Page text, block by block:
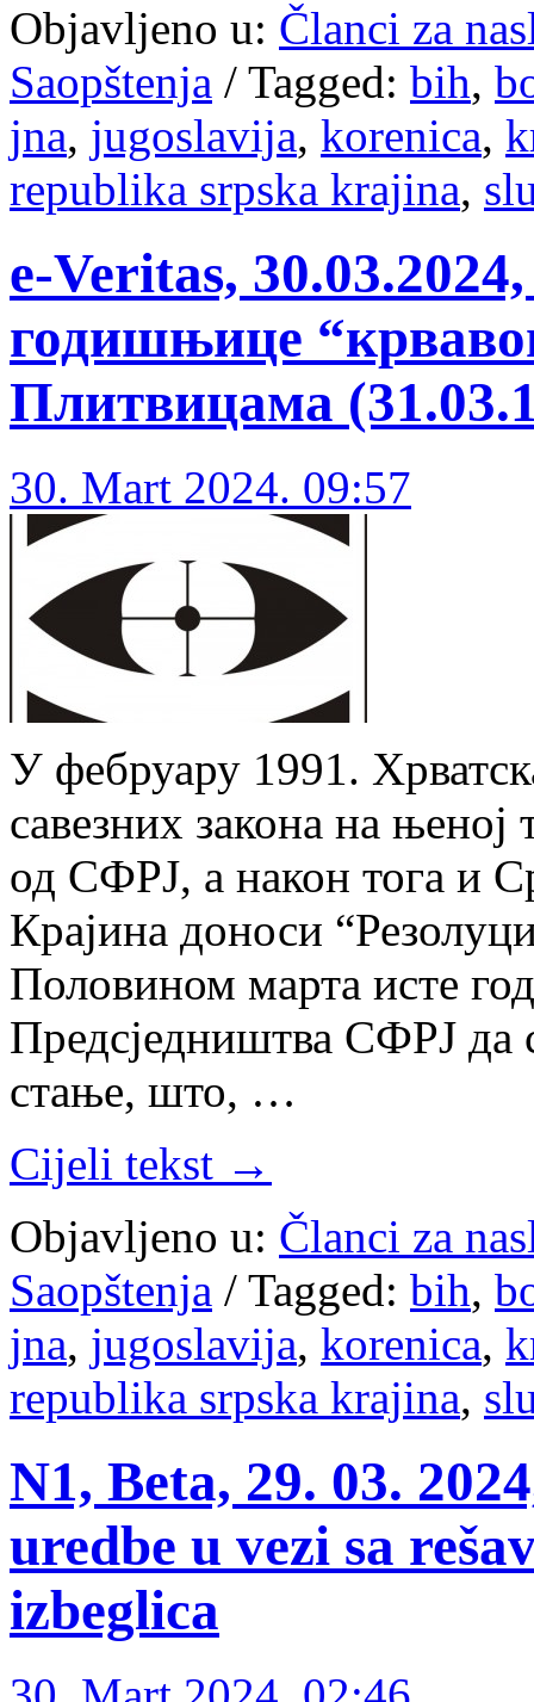
Objavljeno u: Članci za
Saopštenja / Tagged: bih,
jna, jugoslavija, korenica,
republika srpska krajina,
e-Veritas,
годишњице
Плитвицама
30. Mart 2024. 09:57
У фебруару 1991.
савезних закона на
од СФРЈ, а након тога и
Крајина доноси
Половином марта исте
Предсједништва СФРЈ да
стање, што, …
Cijeli tekst →
Objavljeno u: Članci za
Saopštenja / Tagged: bih,
jna, jugoslavija, korenica,
republika srpska krajina,
N1, Beta, 29. 03.
uredbe u vezi sa
izbeglica